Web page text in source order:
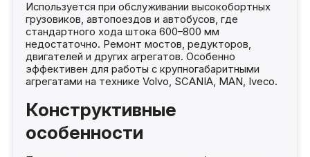
Используется при обслуживании высокобортных
грузовиков, автопоездов и автобусов, где
стандартного хода штока 600–800 мм
недостаточно. Ремонт мостов, редукторов,
двигателей и других агрегатов. Особенно
эффективен для работы с крупногабаритными
агрегатами на технике Volvo, SCANIA, MAN, Iveco.
Конструктивные
особенности